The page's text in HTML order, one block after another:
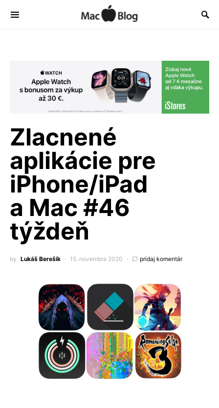
Zlacnené
aplikácie pre
iPhone/iPad
a Mac #46
týždeň
by Lukáš Berešík 15. novembra 2020 pridaj komentár